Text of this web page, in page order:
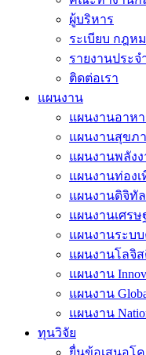
ผู้บริหาร
ระเบียบ กฎห
รายงานประจ
ติดต่อเรา
แผนงาน
แผนงานอาห
แผนงานสุขภ
แผนงานพลัง
แผนงานท่องเ
แผนงานดิจิทั
แผนงานเศร
แผนงานระบ
แผนงานโลจิ
แผนงาน
แผนงาน
แผนงาน
ทุนวิจัย
ยื่นข้อเสนอโค